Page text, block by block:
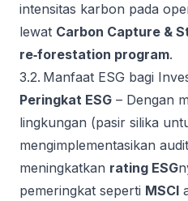
intensitas karbon pada
lewat Carbon Capture &
re‑forestation program.
3.2. Manfaat ESG bagi
Peringkat ESG – Dengan
lingkungan (pasir silika
mengimplementasikan
meningkatkan rating ESG
pemeringkat seperti MSCI